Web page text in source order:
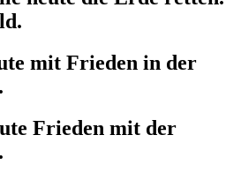
mit Frieden in der
Frieden mit der